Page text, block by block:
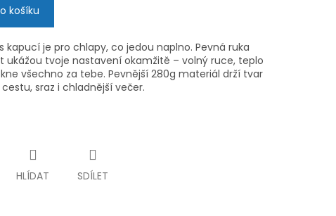
košíku
kapucí je pro chlapy, co jedou naplno. Pevná ruka
ukážou tvoje nastavení okamžitě – volný ruce, teplo
všechno za tebe. Pevnější 280g materiál drží tvar
sraz i chladnější večer.
HLÍDAT SDÍLET